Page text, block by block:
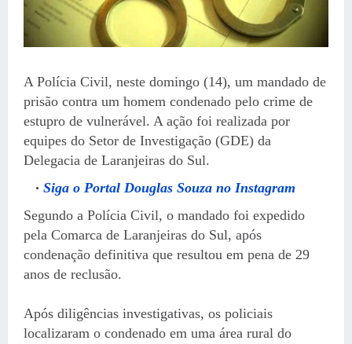
A Polícia Civil, neste domingo (14), um mandado de
prisão contra um homem condenado pelo crime de
estupro de vulnerável. A ação foi realizada por
equipes do Setor de Investigação (GDE) da
Delegacia de Laranjeiras do Sul.
Siga o Portal Douglas Souza no Instagram
Segundo a Polícia Civil, o mandado foi expedido
pela Comarca de Laranjeiras do Sul, após
condenação definitiva que resultou em pena de 29
anos de reclusão.
Após diligências investigativas, os policiais
localizaram o condenado em uma área rural do